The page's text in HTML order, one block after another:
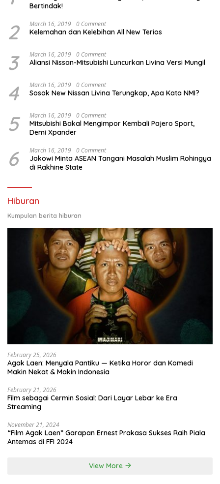
Bertindak!
2 March 16, 2019 0 Comment
Kelemahan dan Kelebihan All New Terios
3 March 16, 2019 0 Comment
Aliansi Nissan-Mitsubishi Luncurkan Livina Versi Mungil
4 March 16, 2019 0 Comment
Sosok New Nissan Livina Terungkap, Apa Kata NMI?
5 March 16, 2019 0 Comment
Mitsubishi Bakal Mengimpor Kembali Pajero Sport,
Demi Xpander
6 March 16, 2019 0 Comment
Jokowi Minta ASEAN Tangani Masalah Muslim Rohingya
di Rakhine State
Hiburan
Kumpulan berita hiburan
February 25, 2026
Agak Laen: Menyala Pantiku — Ketika Horor dan Komedi
Makin Nekat & Makin Indonesia
February 21, 2026
Film sebagai Cermin Sosial: Dari Layar Lebar ke Era
Streaming
November 21, 2024
“Film Agak Laen” Garapan Ernest Prakasa Sukses Raih Piala
Antemas di FFI 2024
View More